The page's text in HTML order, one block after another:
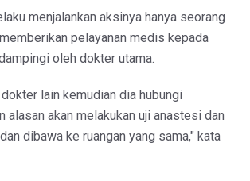
menjalankan aksinya hanya seorang
pelayanan medis kepada
oleh dokter utama.
lain kemudian dia hubungi
alasan akan melakukan uji anastesi dan
dibawa ke ruangan yang sama," kata